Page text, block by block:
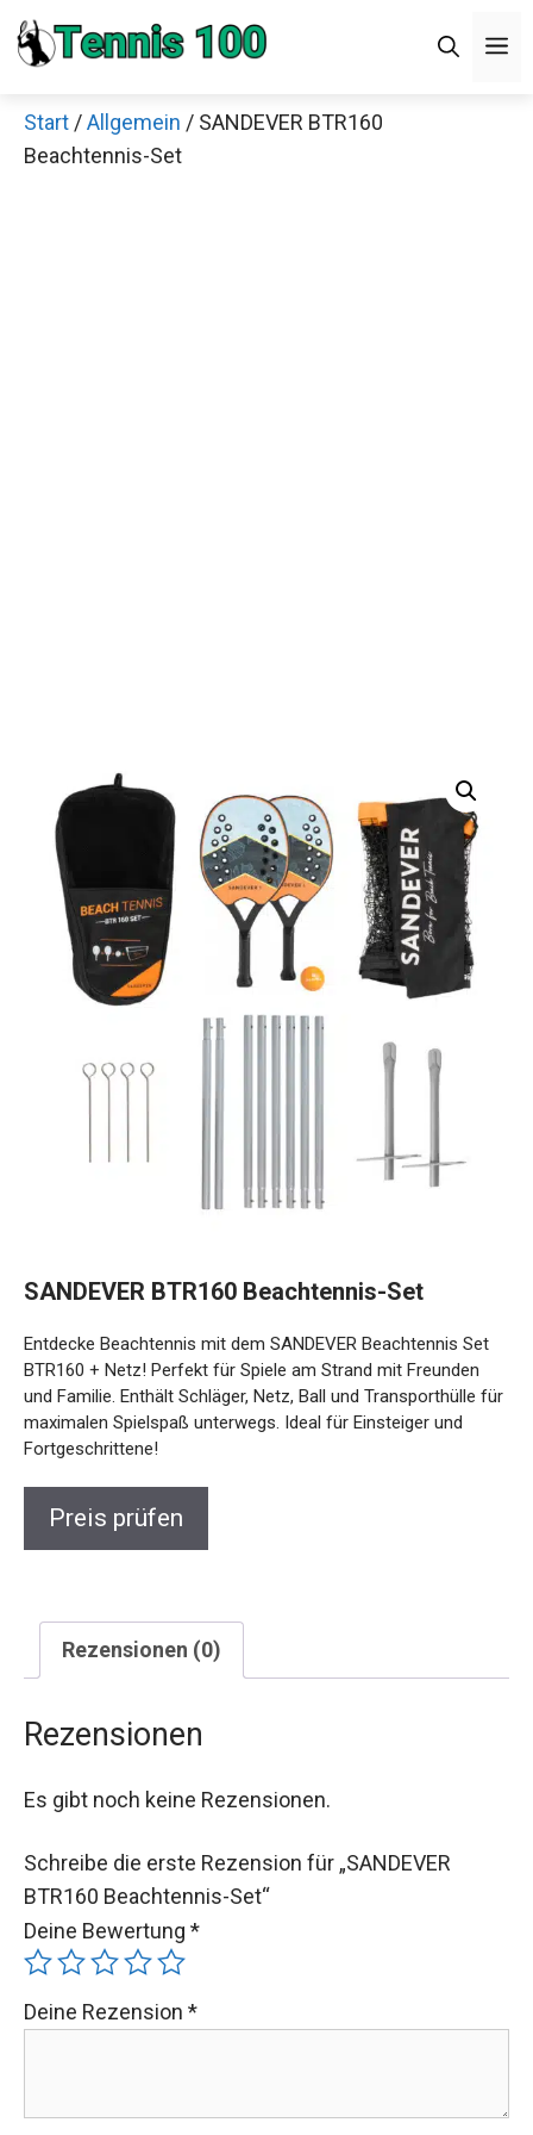
Zum
Inhalt
Start /Allgemein / SANDEVER BTR160
Beachtennis-Set
SANDEVER BTR160 Beachtennis-Set
Entdecke Beachtennis mit dem SANDEVER Beachtennis Set
BTR160 + Netz! Perfekt für Spiele am Strand mit Freunden
und Familie. Enthält Schläger, Netz, Ball und Transporthülle für
maximalen Spielspaß unterwegs. Ideal für Einsteiger und
Fortgeschrittene!
Preis prüfen
Rezensionen (0)
Rezensionen
Es gibt noch keine Rezensionen.
Schreibe die erste Rezension für „SANDEVER
BTR160 Beachtennis-Set“
Deine Bewertung *
Deine Rezension *